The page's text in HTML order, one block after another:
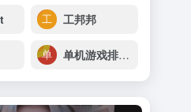
工邦邦
单机游戏排行榜